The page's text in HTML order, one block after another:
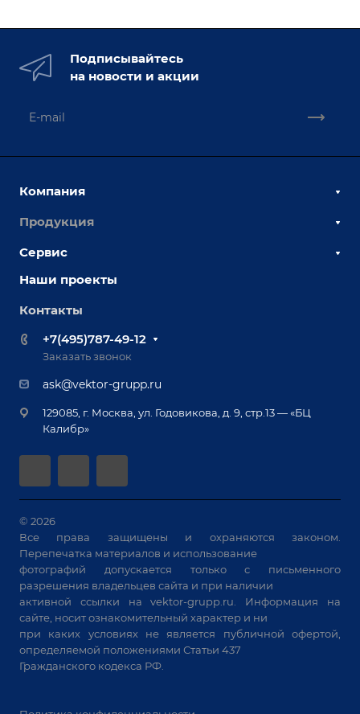
Подписывайтесь
на новости и акции
Компания
О компании
Выставки и мероприятия
Вопрос ответ
Реквизиты
Документы
Продукция
Сборочно-сварочные столы
Оснастка для сварочных столов
Оборудование для приварки крепежа
Приварной крепеж
Специализированные решения для сварки
Позиционеры и вращатели
Машины контактной сварки
Универсальные зажимы
Системы аспирации
Станки лазерной резки
Решения для учебных заведений
Сервис
Сервисное обслуживание
Обучение
Лизинг
Гарантия
автоматизации
Наши проекты
Контакты
+7(495)787-49-12
Заказать звонок
ask@vektor-grupp.ru
129085, г. Москва, ул. Годовикова, д. 9, стр.13 — «БЦ
Калибр»
© 2026
Все права защищены и охраняются законом.
Перепечатка материалов и использование
фотографий допускается только с письменного
разрешения владельцев сайта и при наличии
активной ссылки наvektor-grupp.ru . Информация на
сайте, носит ознакомительный характер и ни
при каких условиях не является публичной офертой,
определяемой положениями Статьи 437
Гражданского кодекса РФ.